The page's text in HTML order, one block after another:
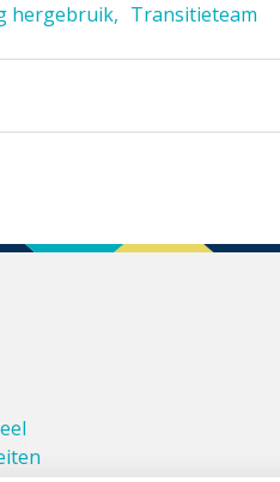
hergebruik
Transitieteam